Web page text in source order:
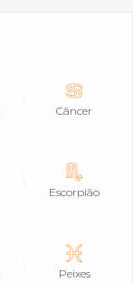
Câncer
Escorpião
Peixes